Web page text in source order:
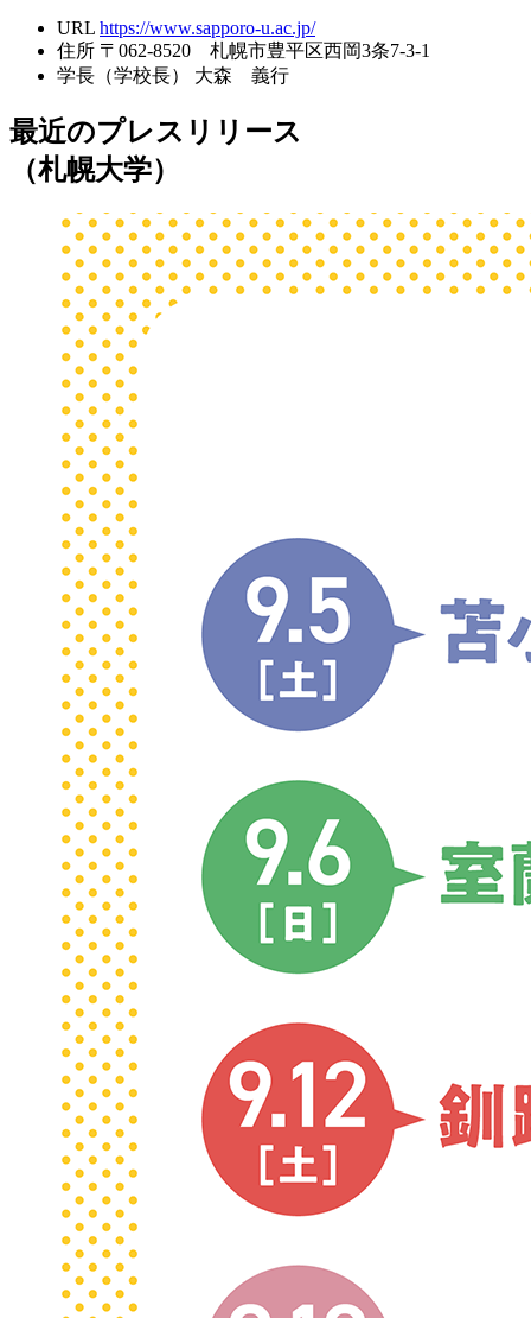
URL https://www.sapporo-u.ac.jp/
住所 〒062-8520 札幌市豊平区西岡3条7-3-1
学長（学校長）
大森 義行
最近のプレスリリース
（札幌大学）